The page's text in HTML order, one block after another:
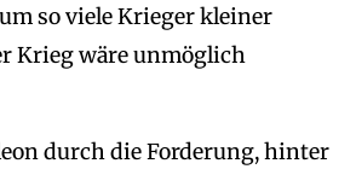
so viele Krieger kleiner
Krieg wäre unmöglich
durch die Forderung, hinter